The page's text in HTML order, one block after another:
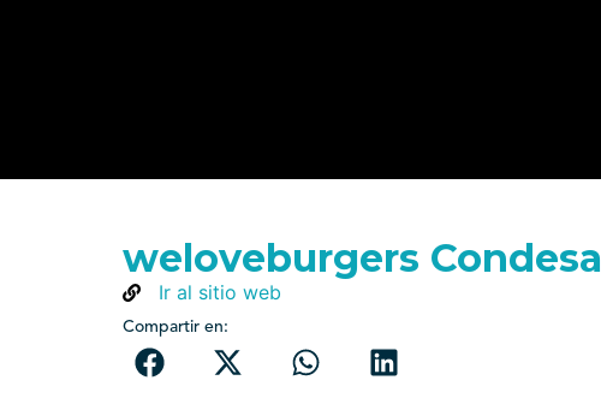
weloveburgers Condesa
Ir al sitio web
Compartir en: